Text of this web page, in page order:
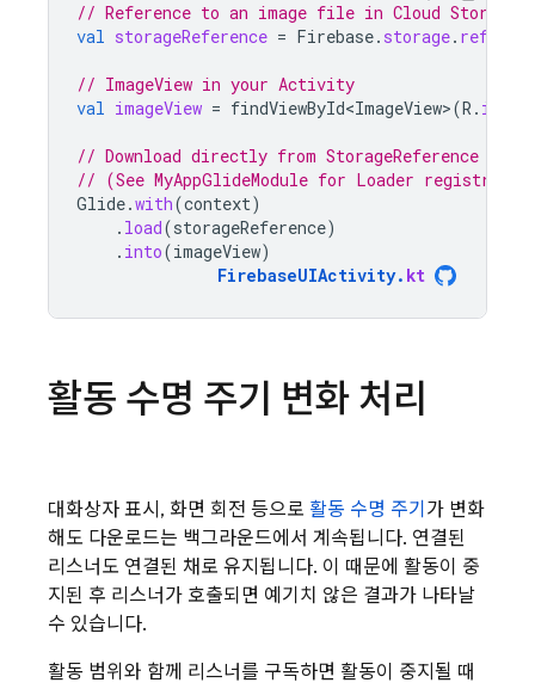
// Reference to an image file in Cloud Storage
val storageReference = Firebase. storage.
// ImageView in your Activity
val imageView = findViewById<ImageView>(R . id
// Download directly from StorageReference
// (See MyAppGlideModule for Loader
Glide.with(context)
. load(storageReference)
. into(imageView)
FirebaseUIActivity. kt
활동 수명 주기 변화 처리
대화상자 표시, 화면 회전 등으로 활동 수명 주기 가 변화
해도 다운로드는 백그라운드에서 계속됩니다. 연결된
리스너도 연결된 채로 유지됩니다. 이 때문에 활동이 중
지된 후 리스너가 호출되면 예기치 않은 결과가 나타날
수 있습니다.
활동 범위와 함께 리스너를 구독하면 활동이 중지될 때